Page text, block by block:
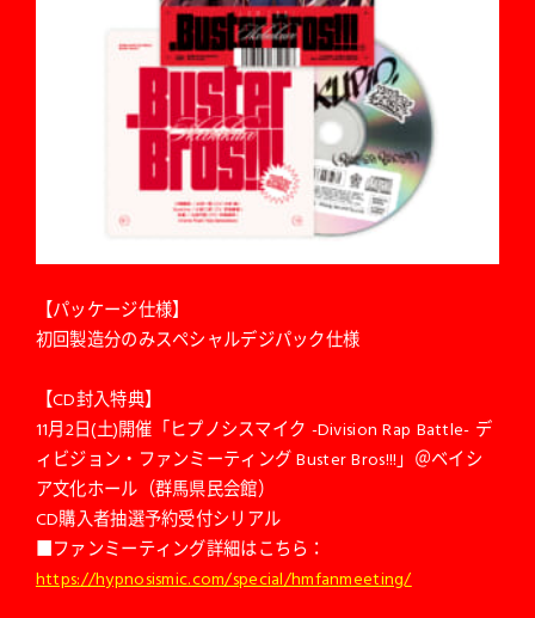
【パッケージ仕様】
初回製造分のみスペシャルデジパック仕様
【CD封入特典】
11月2日(土)開催「ヒプノシスマイク -Division Rap Battle- デ
ィビジョン・ファンミーティング Buster Bros!!!」＠ベイシ
ア文化ホール（群馬県民会館）
CD購入者抽選予約受付シリアル
■ファンミーティング詳細はこちら：
https://hypnosismic.com/special/hmfanmeeting/